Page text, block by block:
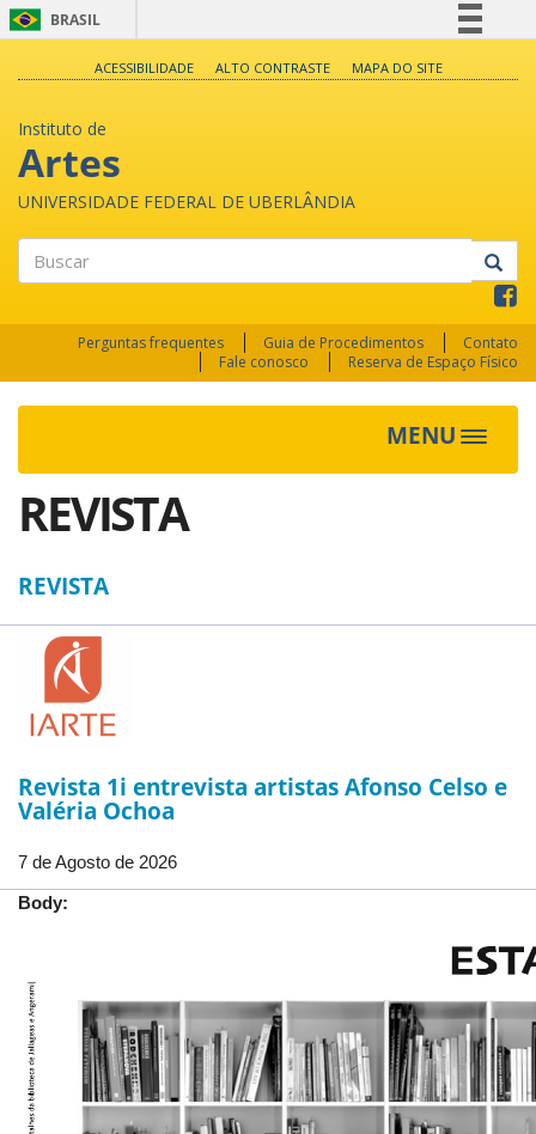
BRASIL
Legislação
Canais
ACESSIBILIDADE ALTO CONTRASTE MAPA DO SITE
Instituto de
Artes
UNIVERSIDADE FEDERAL DE UBERLÂNDIA
Perguntas frequentes Guia de Procedimentos
Contato
Fale conosco
Reserva de Espaço Físico
MENU
Toggle
REVISTA
REVISTA
Revista 1i entrevista artistas Afonso Celso e
Valéria Ochoa
7 de Agosto de 2026
Body: